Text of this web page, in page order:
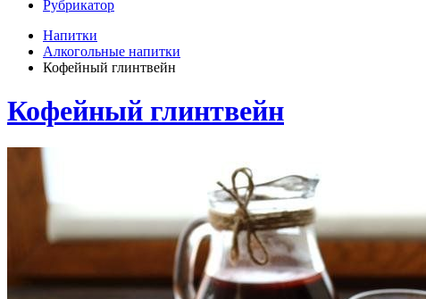
Рубрикатор
Напитки
Алкогольные напитки
Кофейный глинтвейн
Кофейный глинтвейн